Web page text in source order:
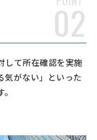
02
して所在確認を実施
気がない」といった
ローンを利用予定で
加情報となります】